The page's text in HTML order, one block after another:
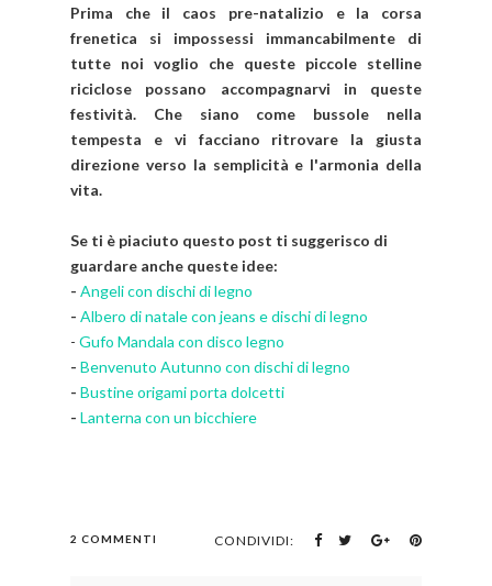
Prima che il caos pre-natalizio e la corsa
frenetica si impossessi immancabilmente di
tutte noi voglio che queste piccole stelline
riciclose possano accompagnarvi in queste
festività. Che siano come bussole nella
tempesta e vi facciano ritrovare la giusta
direzione verso la semplicità e l'armonia della
vita.
Se ti è piaciuto questo post ti suggerisco di
guardare anche queste idee:
- Angeli con dischi di legno
- Albero di natale con jeans e dischi di legno
- Gufo Mandala con disco legno
- Benvenuto Autunno con dischi di legno
- Bustine origami porta dolcetti
- Lanterna con un bicchiere
2 COMMENTI CONDIVIDI: